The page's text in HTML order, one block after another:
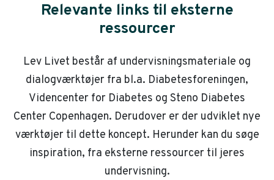
Relevante links til eksterne
ressourcer
Lev Livet består af undervisningsmateriale og
dialogværktøjer fra bl.a. Diabetesforeningen,
Videncenter for Diabetes og Steno Diabetes
Center Copenhagen. Derudover er der udviklet nye
værktøjer til dette koncept. Herunder kan du søge
inspiration, fra eksterne ressourcer til jeres
undervisning.